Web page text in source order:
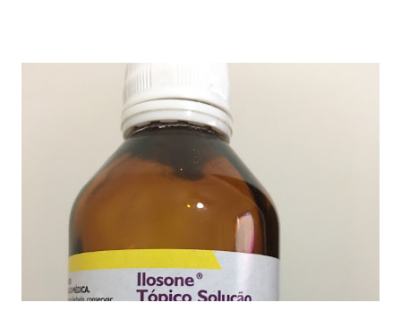
micose de unha é feito com esmaltes antifúngicos ou remédios
orais ,ou para aplicação local receitados pelo dermatologista. O
tempo para tratamento pode variar de 06 meses a um ano. Para
quem prefere tratamentos caseiros , pode aplicar óleo de cravo
duas vezes ao dia. Eu já passei por isso, pelo uso de muito
sapato fechado e apertado . E utilizei o Ciclopirox olamina que é
um agente antifúngico sintético para tratamento dermatológico